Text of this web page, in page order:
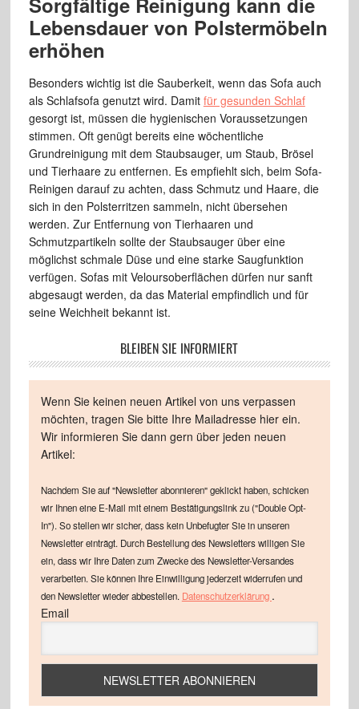
Lebensdauer von Polstermöbeln
erhöhen
Besonders wichtig ist die Sauberkeit, wenn das Sofa auch
als Schlafsofa genutzt wird. Damit für gesunden Schlaf
gesorgt ist, müssen die hygienischen Voraussetzungen
stimmen. Oft genügt bereits eine wöchentliche
Grundreinigung mit dem Staubsauger, um Staub, Brösel
und Tierhaare zu entfernen. Es empfiehlt sich, beim Sofa-
Reinigen darauf zu achten, dass Schmutz und Haare, die
sich in den Polsterritzen sammeln, nicht übersehen
werden. Zur Entfernung von Tierhaaren und
Schmutzpartikeln sollte der Staubsauger über eine
möglichst schmale Düse und eine starke Saugfunktion
verfügen. Sofas mit Veloursoberflächen dürfen nur sanft
abgesaugt werden, da das Material empfindlich und für
seine Weichheit bekannt ist.
BLEIBEN SIE INFORMIERT
Wenn Sie keinen neuen Artikel von uns verpassen
möchten, tragen Sie bitte Ihre Mailadresse hier ein.
Wir informieren Sie dann gern über jeden neuen
Artikel:
Nachdem Sie auf "Newsletter abonnieren" geklickt haben, schicken
wir Ihnen eine E-Mail mit einem Bestätigungslink zu ("Double Opt-
In"). So stellen wir sicher, dass kein Unbefugter Sie in unseren
Newsletter einträgt. Durch Bestellung des Newsletters willigen Sie
ein, dass wir Ihre Daten zum Zwecke des Newsletter-Versandes
verarbeiten. Sie können Ihre Einwilligung jederzeit widerrufen und
den Newsletter wieder abbestellen. Datenschutzerklärung .
Email